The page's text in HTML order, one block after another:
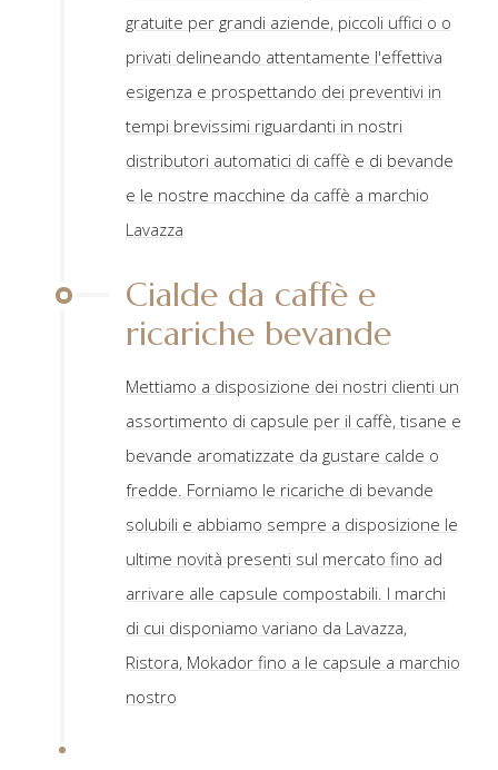
gratuite per grandi aziende, piccoli uffici o o
privati delineando attentamente l'effettiva
esigenza e prospettando dei preventivi in
tempi brevissimi riguardanti in nostri
distributori automatici di caffè e di bevande
e le nostre macchine da caffè a marchio
Lavazza
Cialde da caffè e
ricariche bevande
Mettiamo a disposizione dei nostri clienti un
assortimento di capsule per il caffè, tisane e
bevande aromatizzate da gustare calde o
fredde. Forniamo le ricariche di bevande
solubili e abbiamo sempre a disposizione le
ultime novità presenti sul mercato fino ad
arrivare alle capsule compostabili. I marchi
di cui disponiamo variano da Lavazza,
Ristora, Mokador fino a le capsule a marchio
nostro